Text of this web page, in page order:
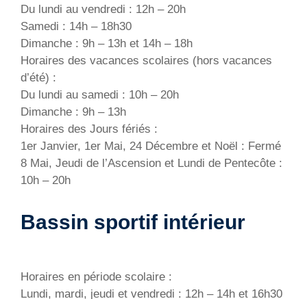
Du lundi au vendredi : 12h – 20h
Samedi : 14h – 18h30
Dimanche : 9h – 13h et 14h – 18h
Horaires des vacances scolaires (hors vacances
d’été) :
Du lundi au samedi : 10h – 20h
Dimanche : 9h – 13h
Horaires des Jours fériés :
1er Janvier, 1er Mai, 24 Décembre et Noël : Fermé
8 Mai, Jeudi de l’Ascension et Lundi de Pentecôte :
10h – 20h
Bassin sportif intérieur
Horaires en période scolaire :
Lundi, mardi, jeudi et vendredi : 12h – 14h et 16h30